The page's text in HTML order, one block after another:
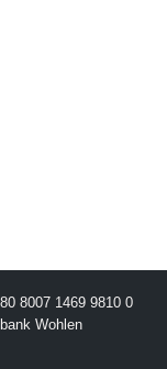
8007 1469 9810 0
Wohlen